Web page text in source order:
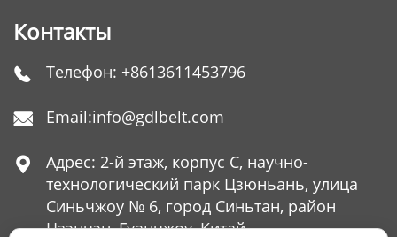
Контакты
 Телефон: +8613611453796
 Email:info@gdlbelt.com

Адрес: 2-й этаж, корпус C, научно-
технологический парк Цзюньань, улица
Синьчжоу № 6, город Синьтан, район
Цзэнчэн, Гуанчжоу, Китай